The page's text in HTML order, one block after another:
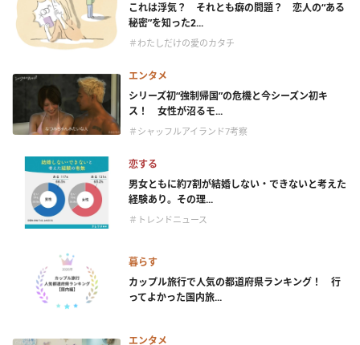
これは浮気？ それとも癖の問題？ 恋人の“ある
秘密”を知った2...
＃わたしだけの愛のカタチ
エンタメ
シリーズ初“強制帰国”の危機と今シーズン初キ
ス！ 女性が沼るモ...
＃シャッフルアイランド7考察
恋する
男女ともに約7割が結婚しない・できないと考えた
経験あり。その理...
＃トレンドニュース
暮らす
カップル旅行で人気の都道府県ランキング！ 行
ってよかった国内旅...
エンタメ